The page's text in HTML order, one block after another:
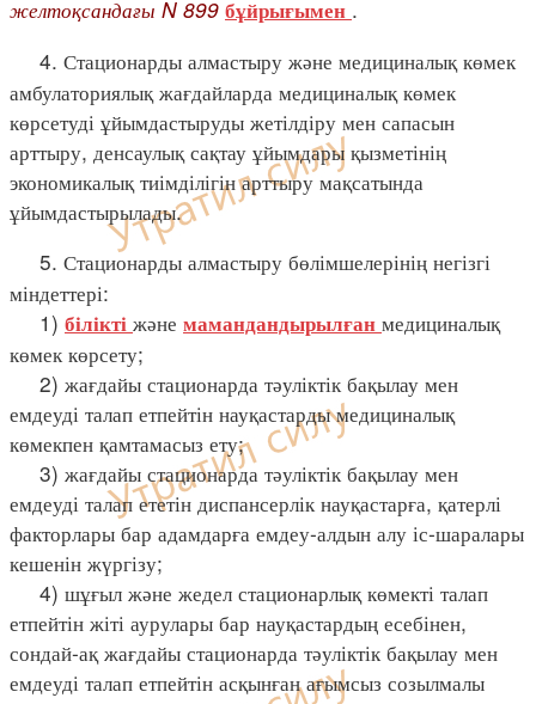
желтоқсандағы N 899 бұйрығымен .
4. Стационарды алмастыру және медициналық көмек
амбулаториялық жағдайларда медициналық көмек
көрсетуді ұйымдастыруды жетілдіру мен сапасын
арттыру, денсаулық сақтау ұйымдары қызметінің
экономикалық тиімділігін арттыру мақсатында
ұйымдастырылады.
5. Стационарды алмастыру бөлімшелерінің негізгі
міндеттері:
1) білікті және мамандандырылған медициналық
көмек көрсету;
2) жағдайы стационарда тәуліктік бақылау мен
емдеуді талап етпейтін науқастарды медициналық
көмекпен қамтамасыз ету;
3) жағдайы стационарда тәуліктік бақылау мен
емдеуді талап ететін диспансерлік науқастарға, қатерлі
факторлары бар адамдарға емдеу-алдын алу іс-шаралары
кешенін жүргізу;
4) шұғыл және жедел стационарлық көмекті талап
етпейтін жіті аурулары бар науқастардың есебінен,
сондай-ақ жағдайы стационарда тәуліктік бақылау мен
емдеуді талап етпейтін асқынған ағымсыз созылмалы